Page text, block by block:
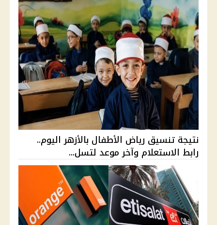
نتيجة تنسيق رياض الأطفال بالأزهر اليوم..
رابط الاستعلام وآخر موعد لتسل...